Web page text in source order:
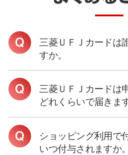
三菱ＵＦＪカードは
すか。
三菱ＵＦＪカードは
どれくらいで届きま
ショッピング利用で
いつ付与されますか。